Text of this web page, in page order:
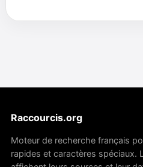
Raccourcis.org
Moteur de recherche français
rapides et caractères spéciaux.